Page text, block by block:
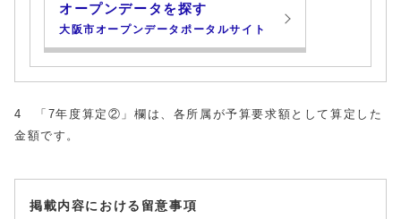
オープンデータを探す
大阪市オープンデータポータルサイト
4 「7年度算定②」欄は、各所属が予算要求額として算定した
金額です。
掲載内容における留意事項